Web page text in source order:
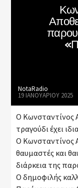
Current show
Non
Nota
NotaRadio
19 ΙΑΝΟΥΑΡΊΟΥ 2025
Ο Κωνσταντίνος
τραγούδι έχει
Ο Κωνσταντίνος
θαυμαστές και
διάρκεια της
Ο δημοφιλής